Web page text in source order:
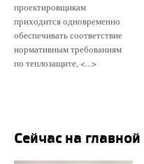
проектировщикам
приходится одновременно
обеспечивать соответствие
нормативным требованиям
по теплозащите, <...>
Сейчас на главной